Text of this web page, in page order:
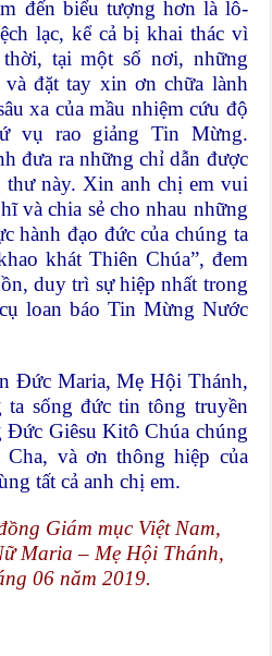
đến biểu tượng hơn là lô-
lạc, kể cả bị khai thác vì
tại một số nơi, những
đặt tay xin ơn chữa lành
xa của mầu nhiệm cứu độ
vụ rao giảng Tin Mừng.
đưa ra những chỉ dẫn được
này. Xin anh chị em vui
và chia sẻ cho nhau những
hành đạo đức của chúng ta
khát Thiên Chúa”, đem
duy trì sự hiệp nhất trong
loan báo Tin Mừng Nước
Đức Maria, Mẹ Hội Thánh,
sống đức tin tông truyền
Đức Giêsu Kitô Chúa chúng
và ơn thông hiệp của
tất cả anh chị em.
Giám mục Việt Nam,
Maria – Mẹ Hội Thánh,
06 năm 2019.